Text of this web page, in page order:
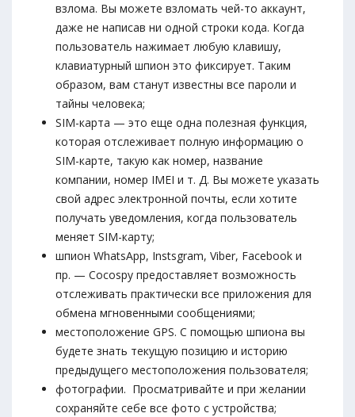
взлома. Вы можете взломать чей-то аккаунт,
даже не написав ни одной строки кода. Когда
пользователь нажимает любую клавишу,
клавиатурный шпион это фиксирует. Таким
образом, вам станут известны все пароли и
тайны человека;
SIM-карта — это еще одна полезная функция,
которая отслеживает полную информацию о
SIM-карте, такую ​​как номер, название
компании, номер IMEI и т. Д. Вы можете указать
свой адрес электронной почты, если хотите
получать уведомления, когда пользователь
меняет SIM-карту;
шпион WhatsApp, Instsgram, Viber, Facebook и
пр. — Cocospy предоставляет возможность
отслеживать практически все приложения для
обмена мгновенными сообщениями;
местоположение GPS. С помощью шпиона вы
будете знать текущую позицию и историю
предыдущего местоположения пользователя;
фотографии. Просматривайте и при желании
сохраняйте себе все фото с устройства;